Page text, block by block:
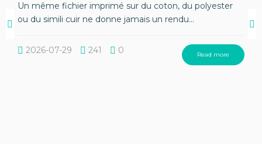
Un même fichier imprimé sur du coton, du polyester
ou du simili cuir ne donne jamais un rendu...
2026-07-29 241 0 Read more